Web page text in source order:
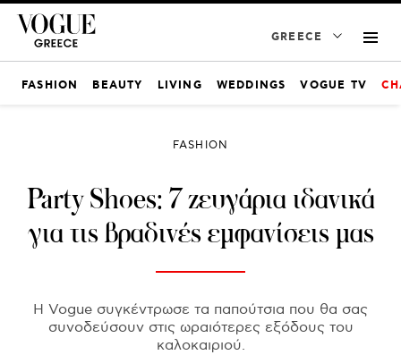
GREECE
FASHION BEAUTY LIVING WEDDINGS VOGUE TV
FASHION
Party Shoes: 7 ζευγάρια ιδανικά
για τις βραδινές εμφανίσεις μας
Η Vogue συγκέντρωσε τα παπούτσια που θα σας
συνοδεύσουν στις ωραιότερες εξόδους του
καλοκαιριού.